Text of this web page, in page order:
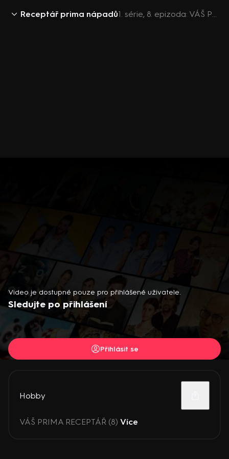
Receptář prima nápadů 1. série, 8. epizoda: VÁŠ PRIMA RECEPTÁŘ 2016 (8)
Video je dostupné pouze pro přihlášené uživatele.
Sledujte po přihlášení
Přihlásit se
Hobby
VÁŠ PRIMA RECEPTÁŘ (8) Více